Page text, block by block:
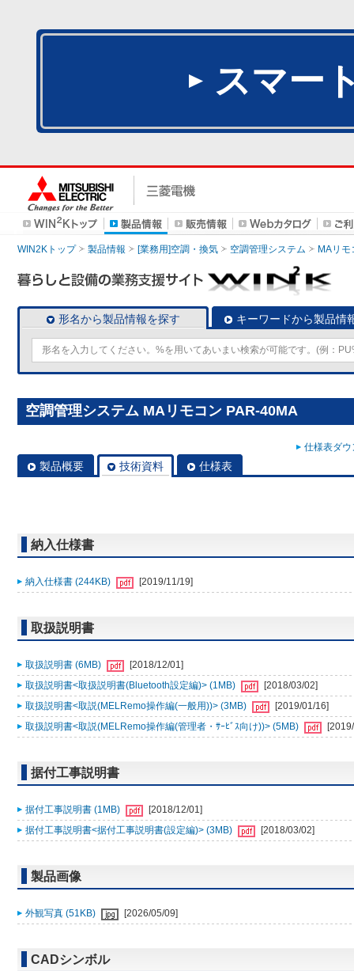
スマー
WIN2Kトップ 製品情報 [業務用]空調・換気 空調管理システム MAリモ
形名から製品情報を探す キーワードから製品情
空調管理システム MAリモコン PAR-40MA
仕様表ダ
製品概要 技術資料 仕様表
納入仕様書
納入仕様書 (244KB) [2019/11/19]
取扱説明書
取扱説明書 (6MB)
[2018/12/01]
取扱説明書<取扱説明書(Bluetooth設定編)> (1MB)
[2018/03/02]
取扱説明書<取説(MELRemo操作編(一般用))> (3MB)
[2019/01/16]
取扱説明書<取説(MELRemo操作編(管理者・ｻｰﾋﾞｽ向け))> (5MB)
据付工事説明書
据付工事説明書 (1MB)
[2018/12/01]
据付工事説明書<据付工事説明書(設定編)> (3MB)
[2018/03/02]
製品画像
外観写真 (51KB) [2026/05/09]
CADシンボル